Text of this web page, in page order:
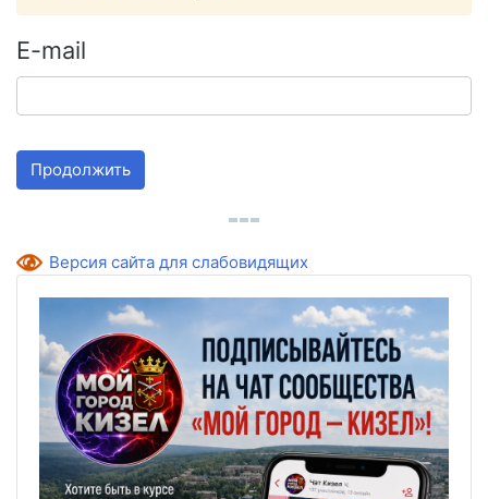
E-mail
Продолжить
Версия сайта для слабовидящих